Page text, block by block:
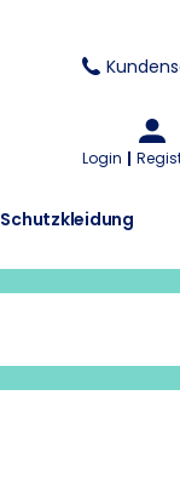
Login
Schutzkleidung